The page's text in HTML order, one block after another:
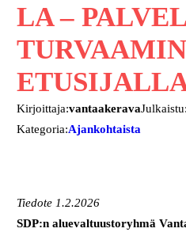
LA –
Kirjoittaja:vantaakerava
Kategoria:Ajankohtaista
Tiedote 1.2.2026
SDP:n aluevaltuustoryhmä